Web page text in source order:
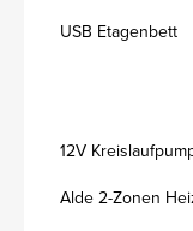
USB Etagenbett
12V
Alde 2-Zonen